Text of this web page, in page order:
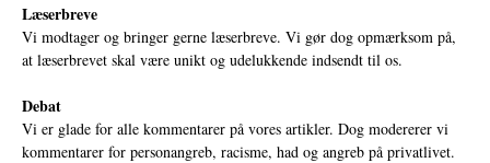
Læserbreve
Vi modtager og bringer gerne læserbreve. Vi gør dog opmærksom på,
at læserbrevet skal være unikt og udelukkende indsendt til os.
Debat
Vi er glade for alle kommentarer på vores artikler. Dog modererer vi
kommentarer for personangreb, racisme, had og angreb på privatlivet.